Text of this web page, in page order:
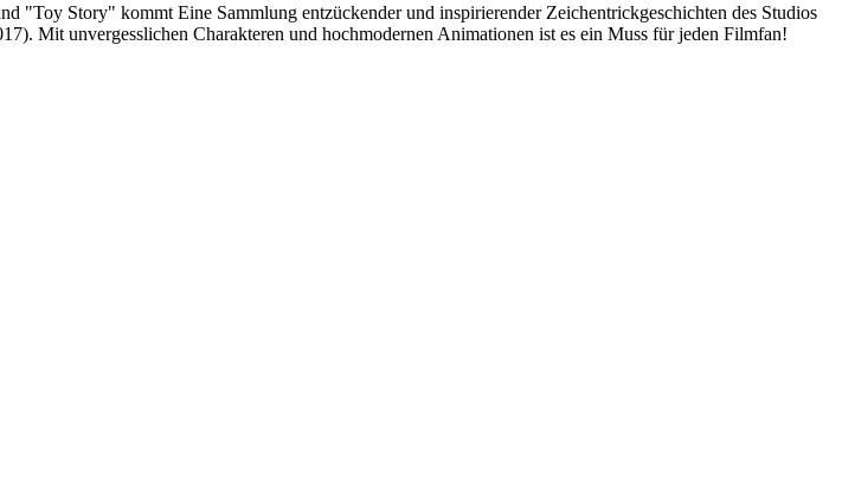
Story" kommt Eine Sammlung entzückender und inspirierender Zeichentrickgeschichten des Studios
Mit unvergesslichen Charakteren und hochmodernen Animationen ist es ein Muss für jeden Filmfan!